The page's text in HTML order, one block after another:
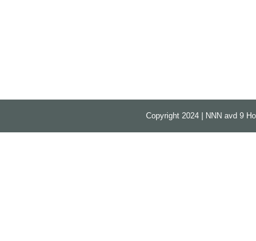
Copyright 2024 | NNN avd 9